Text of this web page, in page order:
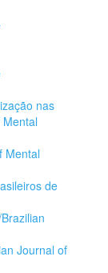
nas
Mental
de
Journal of